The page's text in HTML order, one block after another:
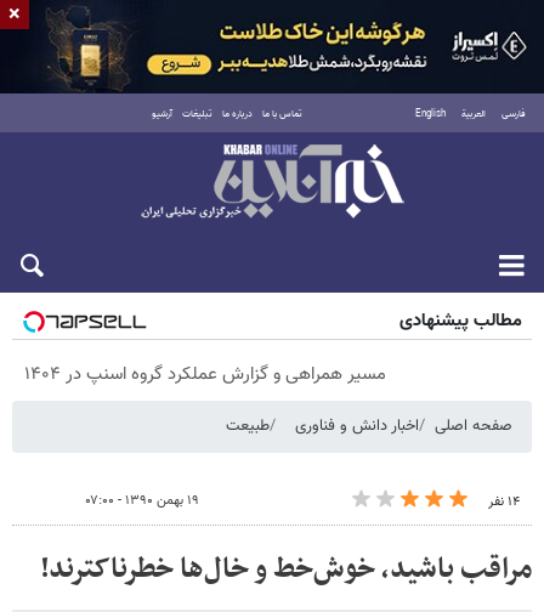
فارسی العربية English تماس با ما درباره ما تبلیغات آرشیو
پنجشنبه ۱۵ مرداد ۱۴۰۵
مطالب پیشنهادی
مسیر همراهی و گزارش عملکرد گروه اسنپ در ۱۴۰۴
صفحه اصلی اخبار دانش و فناوری طبیعت
۱۴ نفر ۱۹ بهمن ۱۳۹۰ - ۰۷:۰۰
مراقب باشید، خوش‌خط و خال‌ها خطرناکترند!
×